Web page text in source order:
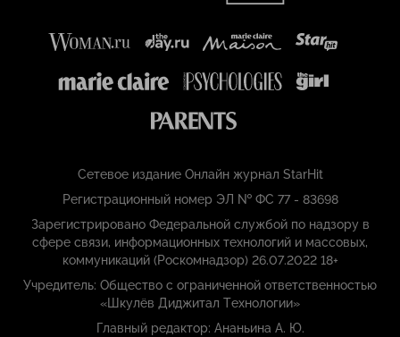
Сетевое издание Онлайн журнал StarHit
Регистрационный номер ЭЛ № ФС 77 - 83698
Зарегистрировано Федеральной службой по надзору в
сфере связи, информационных технологий и массовых,
коммуникаций (Роскомнадзор) 26.07.2022 18+
Учредитель: Общество с ограниченной ответственностью
«Шкулёв Диджитал Технологии»
Главный редактор: Ананьина А. Ю.